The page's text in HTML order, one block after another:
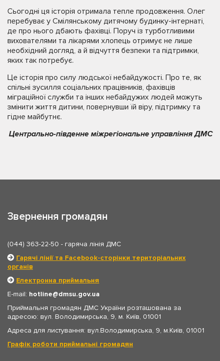
Сьогодні ця історія отримала тепле продовження. Олег
перебуває у Смілянському дитячому будинку-інтернаті,
де про нього дбають фахівці. Поруч із турботливими
вихователями та лікарями хлопець отримує не лише
необхідний догляд, а й відчуття безпеки та підтримки,
яких так потребує.
Це історія про силу людської небайдужості. Про те, як
спільні зусилля соціальних працівників, фахівців
міграційної служби та інших небайдужих людей можуть
змінити життя дитини, повернувши їй віру, підтримку та
гідне майбутнє.
Центрально-південне міжрегіональне управління ДМС
Звернення громадян
(044) 363-22-50 - гаряча лінія ДМС
Гарячі лінії та Facebook-сторінки територіальних
органів
Електронна приймальня
E-mail: hotline
dmsu.gov.ua
Приймальня громадян ДМС України розташована за
адресою: вул. Володимирська, 9, м. Київ, 01001
Адреса для листування: вул.Володимирська, 9, м.Київ, 01001
Графік роботи приймальні громадян